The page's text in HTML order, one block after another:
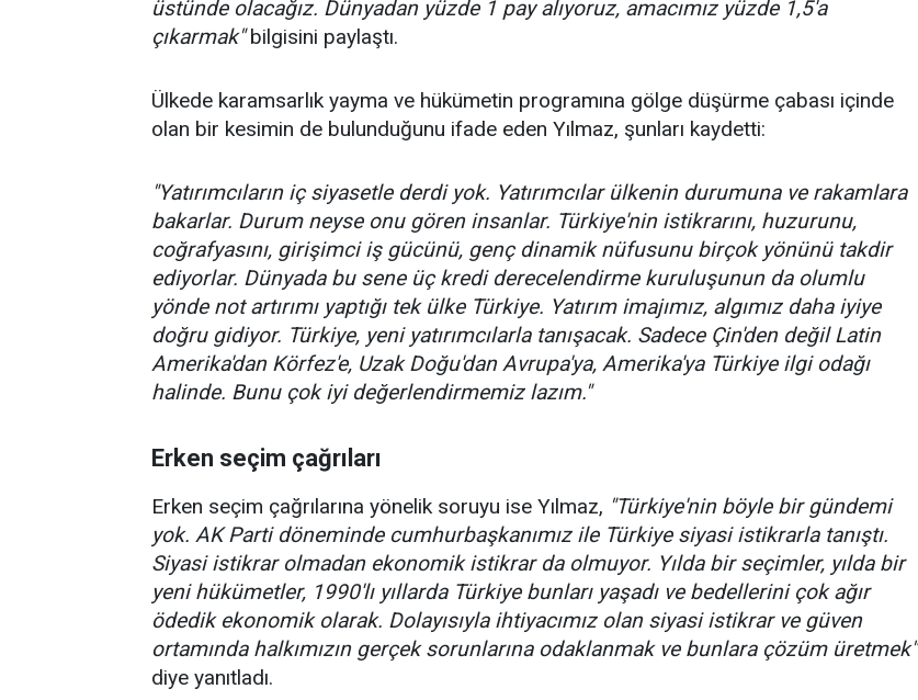
üstünde olacağız. Dünyadan yüzde 1 pay alıyoruz, amacımız yüzde 1,5'a
çıkarmak"bilgisini paylaştı.
Ülkede karamsarlık yayma ve hükümetin programına gölge düşürme çabası içinde
olan bir kesimin de bulunduğunu ifade eden Yılmaz, şunları kaydetti:
"Yatırımcıların iç siyasetle derdi yok. Yatırımcılar ülkenin durumuna ve rakamlara
bakarlar. Durum neyse onu gören insanlar. Türkiye'nin istikrarını, huzurunu,
coğrafyasını, girişimci iş gücünü, genç dinamik nüfusunu birçok yönünü takdir
ediyorlar. Dünyada bu sene üç kredi derecelendirme kuruluşunun da olumlu
yönde not artırımı yaptığı tek ülke Türkiye. Yatırım imajımız, algımız daha iyiye
doğru gidiyor. Türkiye, yeni yatırımcılarla tanışacak. Sadece Çin'den değil Latin
Amerika'dan Körfez'e, Uzak Doğu'dan Avrupa'ya, Amerika'ya Türkiye ilgi odağı
halinde. Bunu çok iyi değerlendirmemiz lazım."
Erken seçim çağrıları
Erken seçim çağrılarına yönelik soruyu ise Yılmaz, "Türkiye'nin böyle bir gündemi
yok. AK Parti döneminde cumhurbaşkanımız ile Türkiye siyasi istikrarla tanıştı.
Siyasi istikrar olmadan ekonomik istikrar da olmuyor. Yılda bir seçimler, yılda bir
yeni hükümetler, 1990'lı yıllarda Türkiye bunları yaşadı ve bedellerini çok ağır
ödedik ekonomik olarak. Dolayısıyla ihtiyacımız olan siyasi istikrar ve güven
ortamında halkımızın gerçek sorunlarına odaklanmak ve bunlara çözüm üretmek"
diye yanıtladı.